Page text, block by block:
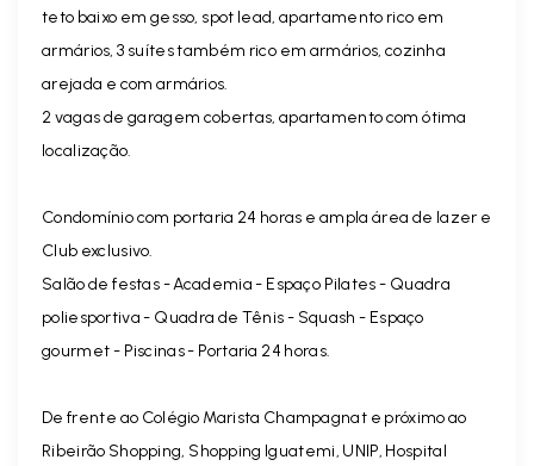
teto baixo em gesso, spot lead, apartamento rico em
armários, 3 suítes também rico em armários, cozinha
arejada e com armários.
2 vagas de garagem cobertas, apartamento com ótima
localização.
Condomínio com portaria 24 horas e ampla área de lazer e
Club exclusivo.
Salão de festas - Academia - Espaço Pilates - Quadra
poliesportiva - Quadra de Tênis - Squash - Espaço
gourmet - Piscinas - Portaria 24 horas.
De frente ao Colégio Marista Champagnat e próximo ao
Ribeirão Shopping, Shopping Iguatemi, UNIP, Hospital